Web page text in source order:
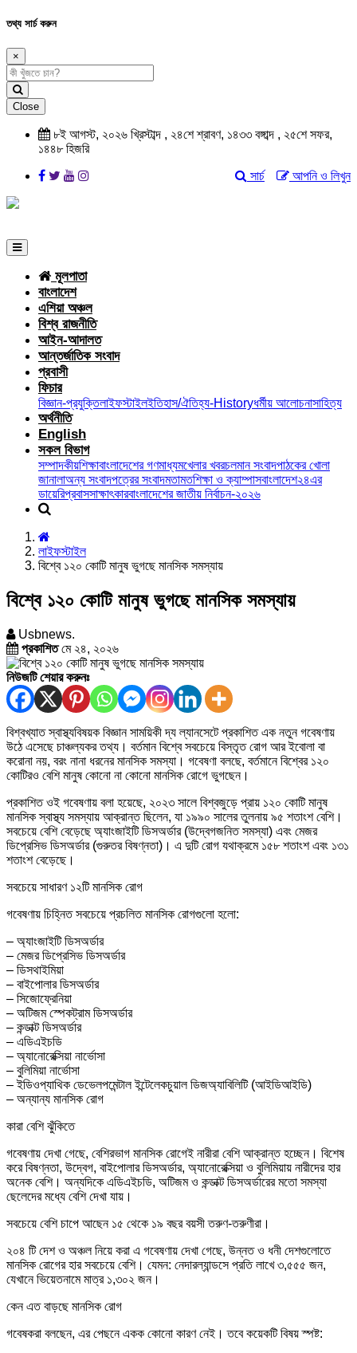
তথ্য সার্চ করুন
×
Close
৮ই আগস্ট, ২০২৬ খ্রিস্টাব্দ , ২৪শে শ্রাবণ, ১৪৩৩ বঙ্গাব্দ , ২৫শে সফর,
১৪৪৮ হিজরি
আপনি ও লিখুন
সার্চ
মূলপাতা
বাংলাদেশ
এশিয়া অঞ্চল
বিশ্ব রাজনীতি
আইন-আদালত
আন্তর্জাতিক সংবাদ
প্রবাসী
ফিচার
বিজ্ঞান-প্রযুক্তিলাইফস্টাইলইতিহাস/ঐতিহ্য-Historyধর্মীয় আলোচনাসাহিত্য
অর্থনীতি
English
সকল বিভাগ
সম্পাদকীয়শিক্ষাবাংলাদেশের গণমাধ্যমখেলার খবরচলমান সংবাদপাঠকের খোলা
জানালাঅন্য সংবাদপত্রের সংবাদমতামতশিক্ষা ও ক্যাম্পাসবাংলাদেশ২৪এর
ডায়েরিপ্রবাসসাক্ষাৎকারবাংলাদেশের জাতীয় নির্বাচন-২০২৬
লাইফস্টাইল
বিশ্বে ১২০ কোটি মানুষ ভুগছে মানসিক সমস্যায়
বিশ্বে ১২০ কোটি মানুষ ভুগছে মানসিক সমস্যায়
Usbnews.
প্রকাশিতমে ২৪, ২০২৬
নিউজটি শেয়ার করুনঃ
বিশ্বখ্যাত স্বাস্থ্যবিষয়ক বিজ্ঞান সাময়িকী দ্য ল্যানসেটে প্রকাশিত এক নতুন গবেষণায়
উঠে এসেছে চাঞ্চল্যকর তথ্য। বর্তমান বিশ্বে সবচেয়ে বিস্তৃত রোগ আর ইবোলা বা
করোনা নয়, বরং নানা ধরনের মানসিক সমস্যা। গবেষণা বলছে, বর্তমানে বিশ্বের ১২০
কোটিরও বেশি মানুষ কোনো না কোনো মানসিক রোগে ভুগছেন।
প্রকাশিত ওই গবেষণায় বলা হয়েছে, ২০২৩ সালে বিশ্বজুড়ে প্রায় ১২০ কোটি মানুষ
মানসিক স্বাস্থ্য সমস্যায় আক্রান্ত ছিলেন, যা ১৯৯০ সালের তুলনায় ৯৫ শতাংশ বেশি।
সবচেয়ে বেশি বেড়েছে অ্যাংজাইটি ডিসঅর্ডার (উদ্বেগজনিত সমস্যা) এবং মেজর
ডিপ্রেসিভ ডিসঅর্ডার (গুরুতর বিষণ্নতা)। এ দুটি রোগ যথাক্রমে ১৫৮ শতাংশ এবং ১৩১
শতাংশ বেড়েছে।
সবচেয়ে সাধারণ ১২টি মানসিক রোগ
গবেষণায় চিহ্নিত সবচেয়ে প্রচলিত মানসিক রোগগুলো হলো:
– অ্যাংজাইটি ডিসঅর্ডার
– মেজর ডিপ্রেসিভ ডিসঅর্ডার
– ডিসথাইমিয়া
– বাইপোলার ডিসঅর্ডার
– সিজোফ্রেনিয়া
– অটিজম স্পেকট্রাম ডিসঅর্ডার
– কন্ডাক্ট ডিসঅর্ডার
– এডিএইচডি
– অ্যানোরেক্সিয়া নার্ভোসা
– বুলিমিয়া নার্ভোসা
– ইডিওপ্যাথিক ডেভেলপমেন্টাল ইন্টেলেকচুয়াল ডিজঅ্যাবিলিটি (আইডিআইডি)
– অন্যান্য মানসিক রোগ
কারা বেশি ঝুঁকিতে
গবেষণায় দেখা গেছে, বেশিরভাগ মানসিক রোগেই নারীরা বেশি আক্রান্ত হচ্ছেন। বিশেষ
করে বিষণ্নতা, উদ্বেগ, বাইপোলার ডিসঅর্ডার, অ্যানোরেক্সিয়া ও বুলিমিয়ায় নারীদের হার
অনেক বেশি। অন্যদিকে এডিএইচডি, অটিজম ও কন্ডাক্ট ডিসঅর্ডারের মতো সমস্যা
ছেলেদের মধ্যে বেশি দেখা যায়।
সবচেয়ে বেশি চাপে আছেন ১৫ থেকে ১৯ বছর বয়সী তরুণ-তরুণীরা।
২০৪ টি দেশ ও অঞ্চল নিয়ে করা এ গবেষণায় দেখা গেছে, উন্নত ও ধনী দেশগুলোতে
মানসিক রোগের হার সবচেয়ে বেশি। যেমন: নেদারল্যান্ডসে প্রতি লাখে ৩,৫৫৫ জন,
যেখানে ভিয়েতনামে মাত্র ১,৩০২ জন।
কেন এত বাড়ছে মানসিক রোগ
গবেষকরা বলছেন, এর পেছনে একক কোনো কারণ নেই। তবে কয়েকটি বিষয় স্পষ্ট: